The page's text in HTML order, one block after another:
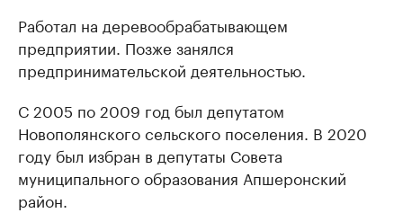
Работал на деревообрабатывающем
предприятии. Позже занялся
предпринимательской деятельностью.
С 2005 по 2009 год был депутатом
Новополянского сельского поселения. В 2020
году был избран в депутаты Совета
муниципального образования Апшеронский
район.